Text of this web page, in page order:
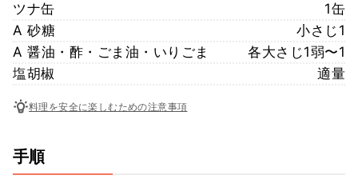
ツナ缶
1缶
A 砂糖
小さじ1
A 醤油・酢・ごま油・いりごま
各大さじ1弱〜1
塩胡椒
適量
料理を安全に楽しむための注意事項
手順